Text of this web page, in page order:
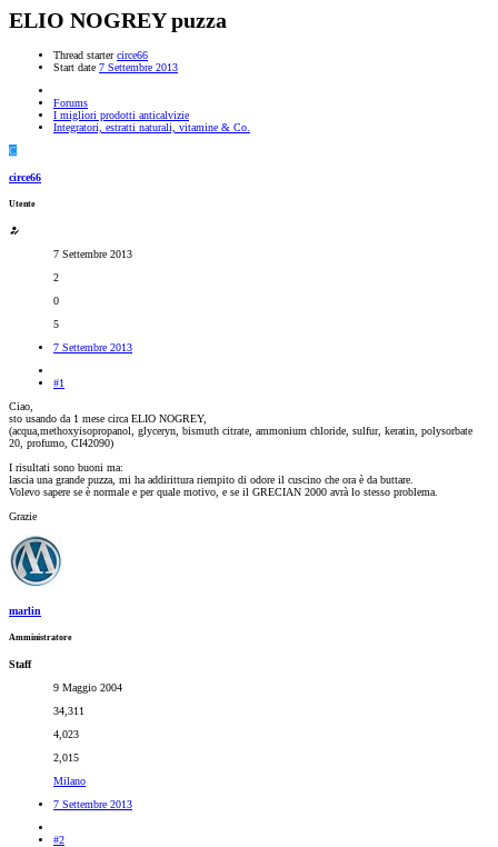
ELIO NOGREY puzza
Thread starter circe66
Start date 7 Settembre 2013
Forums
I migliori prodotti anticalvizie
Integratori, estratti naturali, vitamine & Co.
C
circe66
Utente
7 Settembre 2013
2
0
5
7 Settembre 2013
#1
Ciao,
sto usando da 1 mese circa ELIO NOGREY,
(acqua,methoxyisopropanol, glyceryn, bismuth citrate, ammonium chloride, sulfur, keratin, polysorbate
20, profumo, CI42090)
I risultati sono buoni ma:
lascia una grande puzza, mi ha addirittura riempito di odore il cuscino che ora è da buttare.
Volevo sapere se è normale e per quale motivo, e se il GRECIAN 2000 avrà lo stesso problema.
Grazie
marlin
Amministratore
Staff
9 Maggio 2004
34,311
4,023
2,015
Milano
7 Settembre 2013
#2